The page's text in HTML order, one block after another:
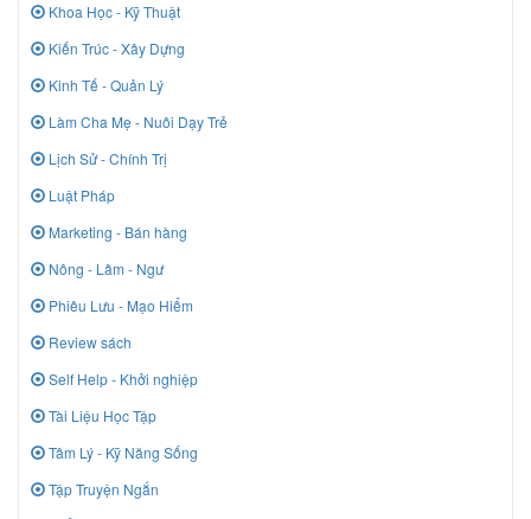
Khoa Học - Kỹ Thuật
Kiến Trúc - Xây Dựng
Kinh Tế - Quản Lý
Làm Cha Mẹ - Nuôi Dạy Trẻ
Lịch Sử - Chính Trị
Luật Pháp
Marketing - Bán hàng
Nông - Lâm - Ngư
Phiêu Lưu - Mạo Hiểm
Review sách
Self Help - Khởi nghiệp
Tài Liệu Học Tập
Tâm Lý - Kỹ Năng Sống
Tập Truyện Ngắn